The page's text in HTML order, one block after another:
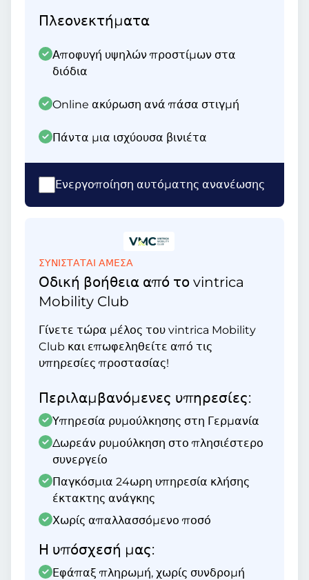
Πλεονεκτήματα
Αποφυγή υψηλών προστίμων στα
διόδια
Online ακύρωση ανά πάσα στιγμή
Πάντα μια ισχύουσα βινιέτα
Ενεργοποίηση αυτόματης ανανέωσης
ΣΥΝΙΣΤΑΤΑΙ ΑΜΕΣΑ
Οδική βοήθεια από το vintrica
Mobility Club
Γίνετε τώρα μέλος του vintrica Mobility
Club και επωφεληθείτε από τις
υπηρεσίες προστασίας!
Περιλαμβανόμενες υπηρεσίες:
Υπηρεσία ρυμούλκησης στη Γερμανία
Δωρεάν ρυμούλκηση στο πλησιέστερο
συνεργείο
Παγκόσμια 24ωρη υπηρεσία κλήσης
έκτακτης ανάγκης
Χωρίς απαλλασσόμενο ποσό
Η υπόσχεσή μας:
Εφάπαξ πληρωμή, χωρίς συνδρομή